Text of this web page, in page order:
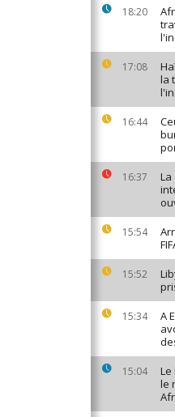
18:20
17:08
la
16:44
16:37
La
15:54
15:52
15:34
A
15:04
Le
le